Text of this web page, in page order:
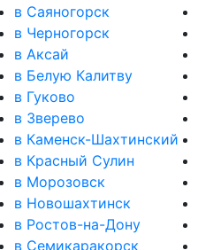
в Саяногорск
в Черногорск
в Аксай
в Белую Калитву
в Гуково
в Зверево
в Каменск-Шахтинский
в Красный Сулин
в Морозовск
в Новошахтинск
в Ростов-на-Дону
в Семикаракорск